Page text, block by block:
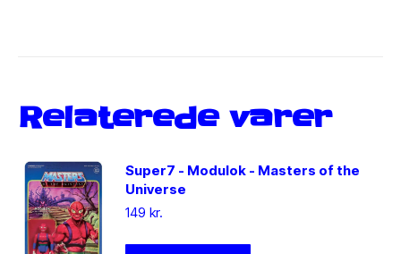
Relaterede varer
Super7 - Modulok - Masters of the
Universe
149 kr.